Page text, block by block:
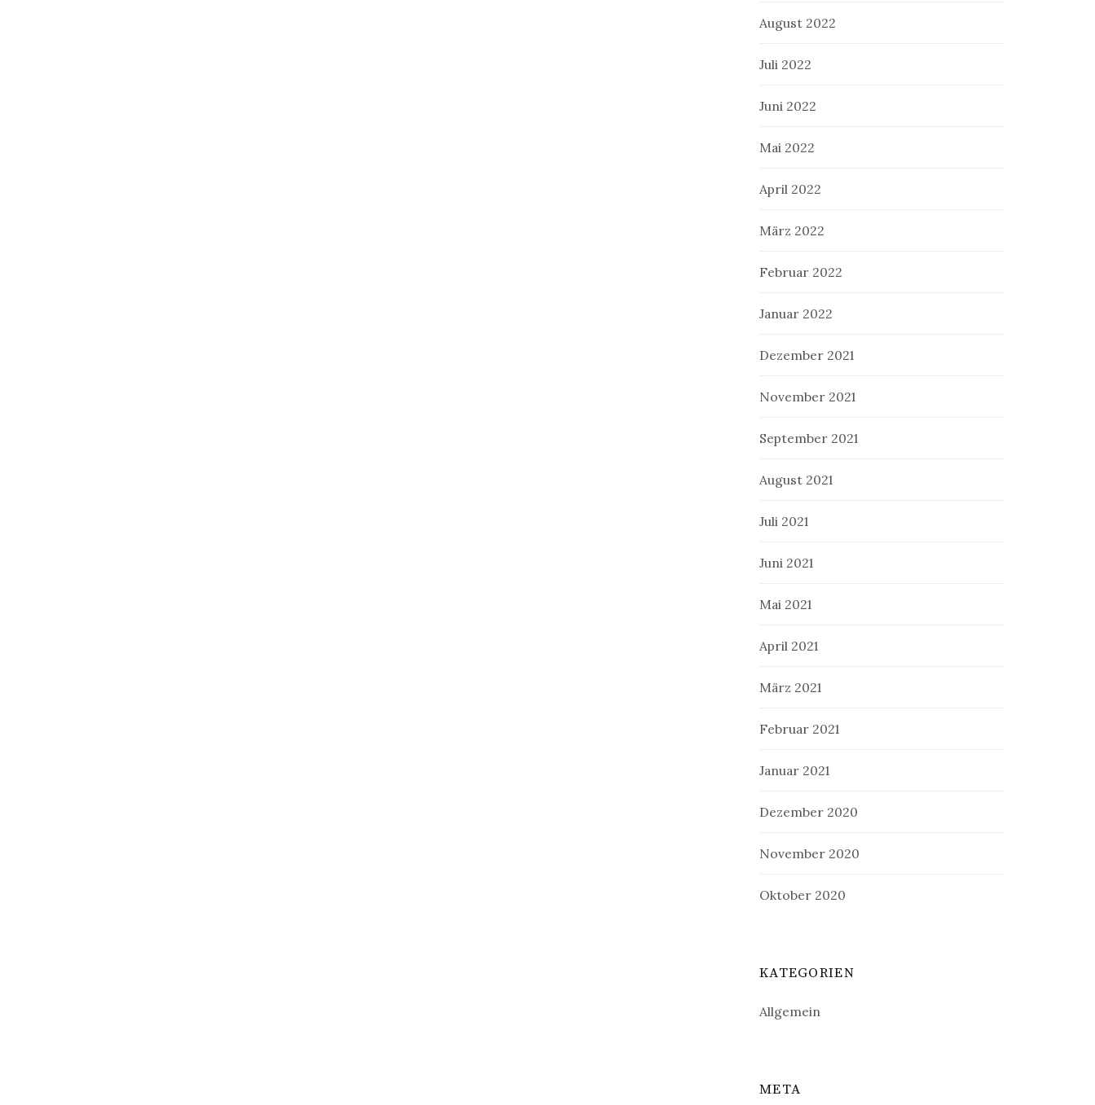
August 2022
Juli 2022
Juni 2022
Mai 2022
April 2022
März 2022
Februar 2022
Januar 2022
Dezember 2021
November 2021
September 2021
August 2021
Juli 2021
Juni 2021
Mai 2021
April 2021
März 2021
Februar 2021
Januar 2021
Dezember 2020
November 2020
Oktober 2020
KATEGORIEN
Allgemein
META